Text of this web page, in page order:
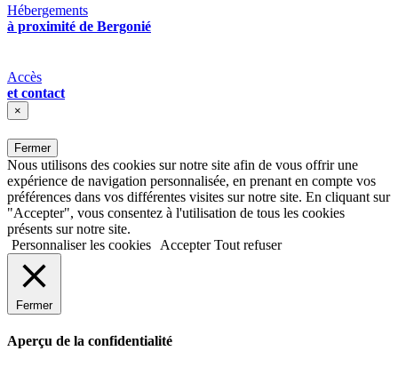
Hébergements
à proximité de Bergonié
Accès
et contact
×
Fermer
Nous utilisons des cookies sur notre site afin de vous offrir une
expérience de navigation personnalisée, en prenant en compte vos
préférences dans vos différentes visites sur notre site. En cliquant sur
"Accepter", vous consentez à l'utilisation de tous les cookies
présents sur notre site.
Personnaliser les cookies
Accepter Tout refuser
Fermer
Aperçu de la confidentialité